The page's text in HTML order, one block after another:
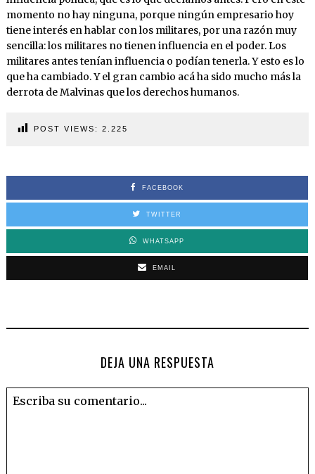
momento no hay ninguna, porque ningún empresario hoy
tiene interés en hablar con los militares, por una razón muy
sencilla: los militares no tienen influencia en el poder. Los
militares antes tenían influencia o podían tenerla. Y esto es lo
que ha cambiado. Y el gran cambio acá ha sido mucho más la
derrota de Malvinas que los derechos humanos.
POST VIEWS: 2.225
FACEBOOK
TWITTER
WHATSAPP
EMAIL
DEJA UNA RESPUESTA